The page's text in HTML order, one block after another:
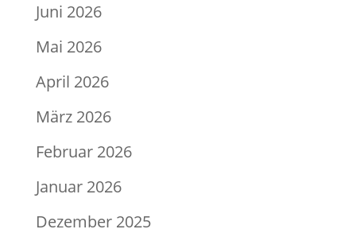
Juni 2026
Mai 2026
April 2026
März 2026
Februar 2026
Januar 2026
Dezember 2025